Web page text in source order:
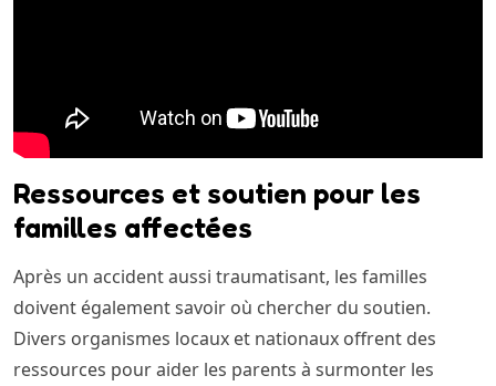
Ressources et soutien pour les
familles affectées
Après un accident aussi traumatisant, les familles
doivent également savoir où chercher du soutien.
Divers organismes locaux et nationaux offrent des
ressources pour aider les parents à surmonter les